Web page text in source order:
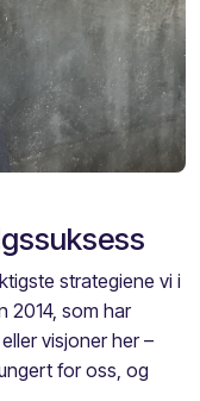
strategiene vi i
2014, som har
visjoner her –
for oss, og